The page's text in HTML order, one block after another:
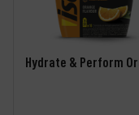
Hydrate & Perform